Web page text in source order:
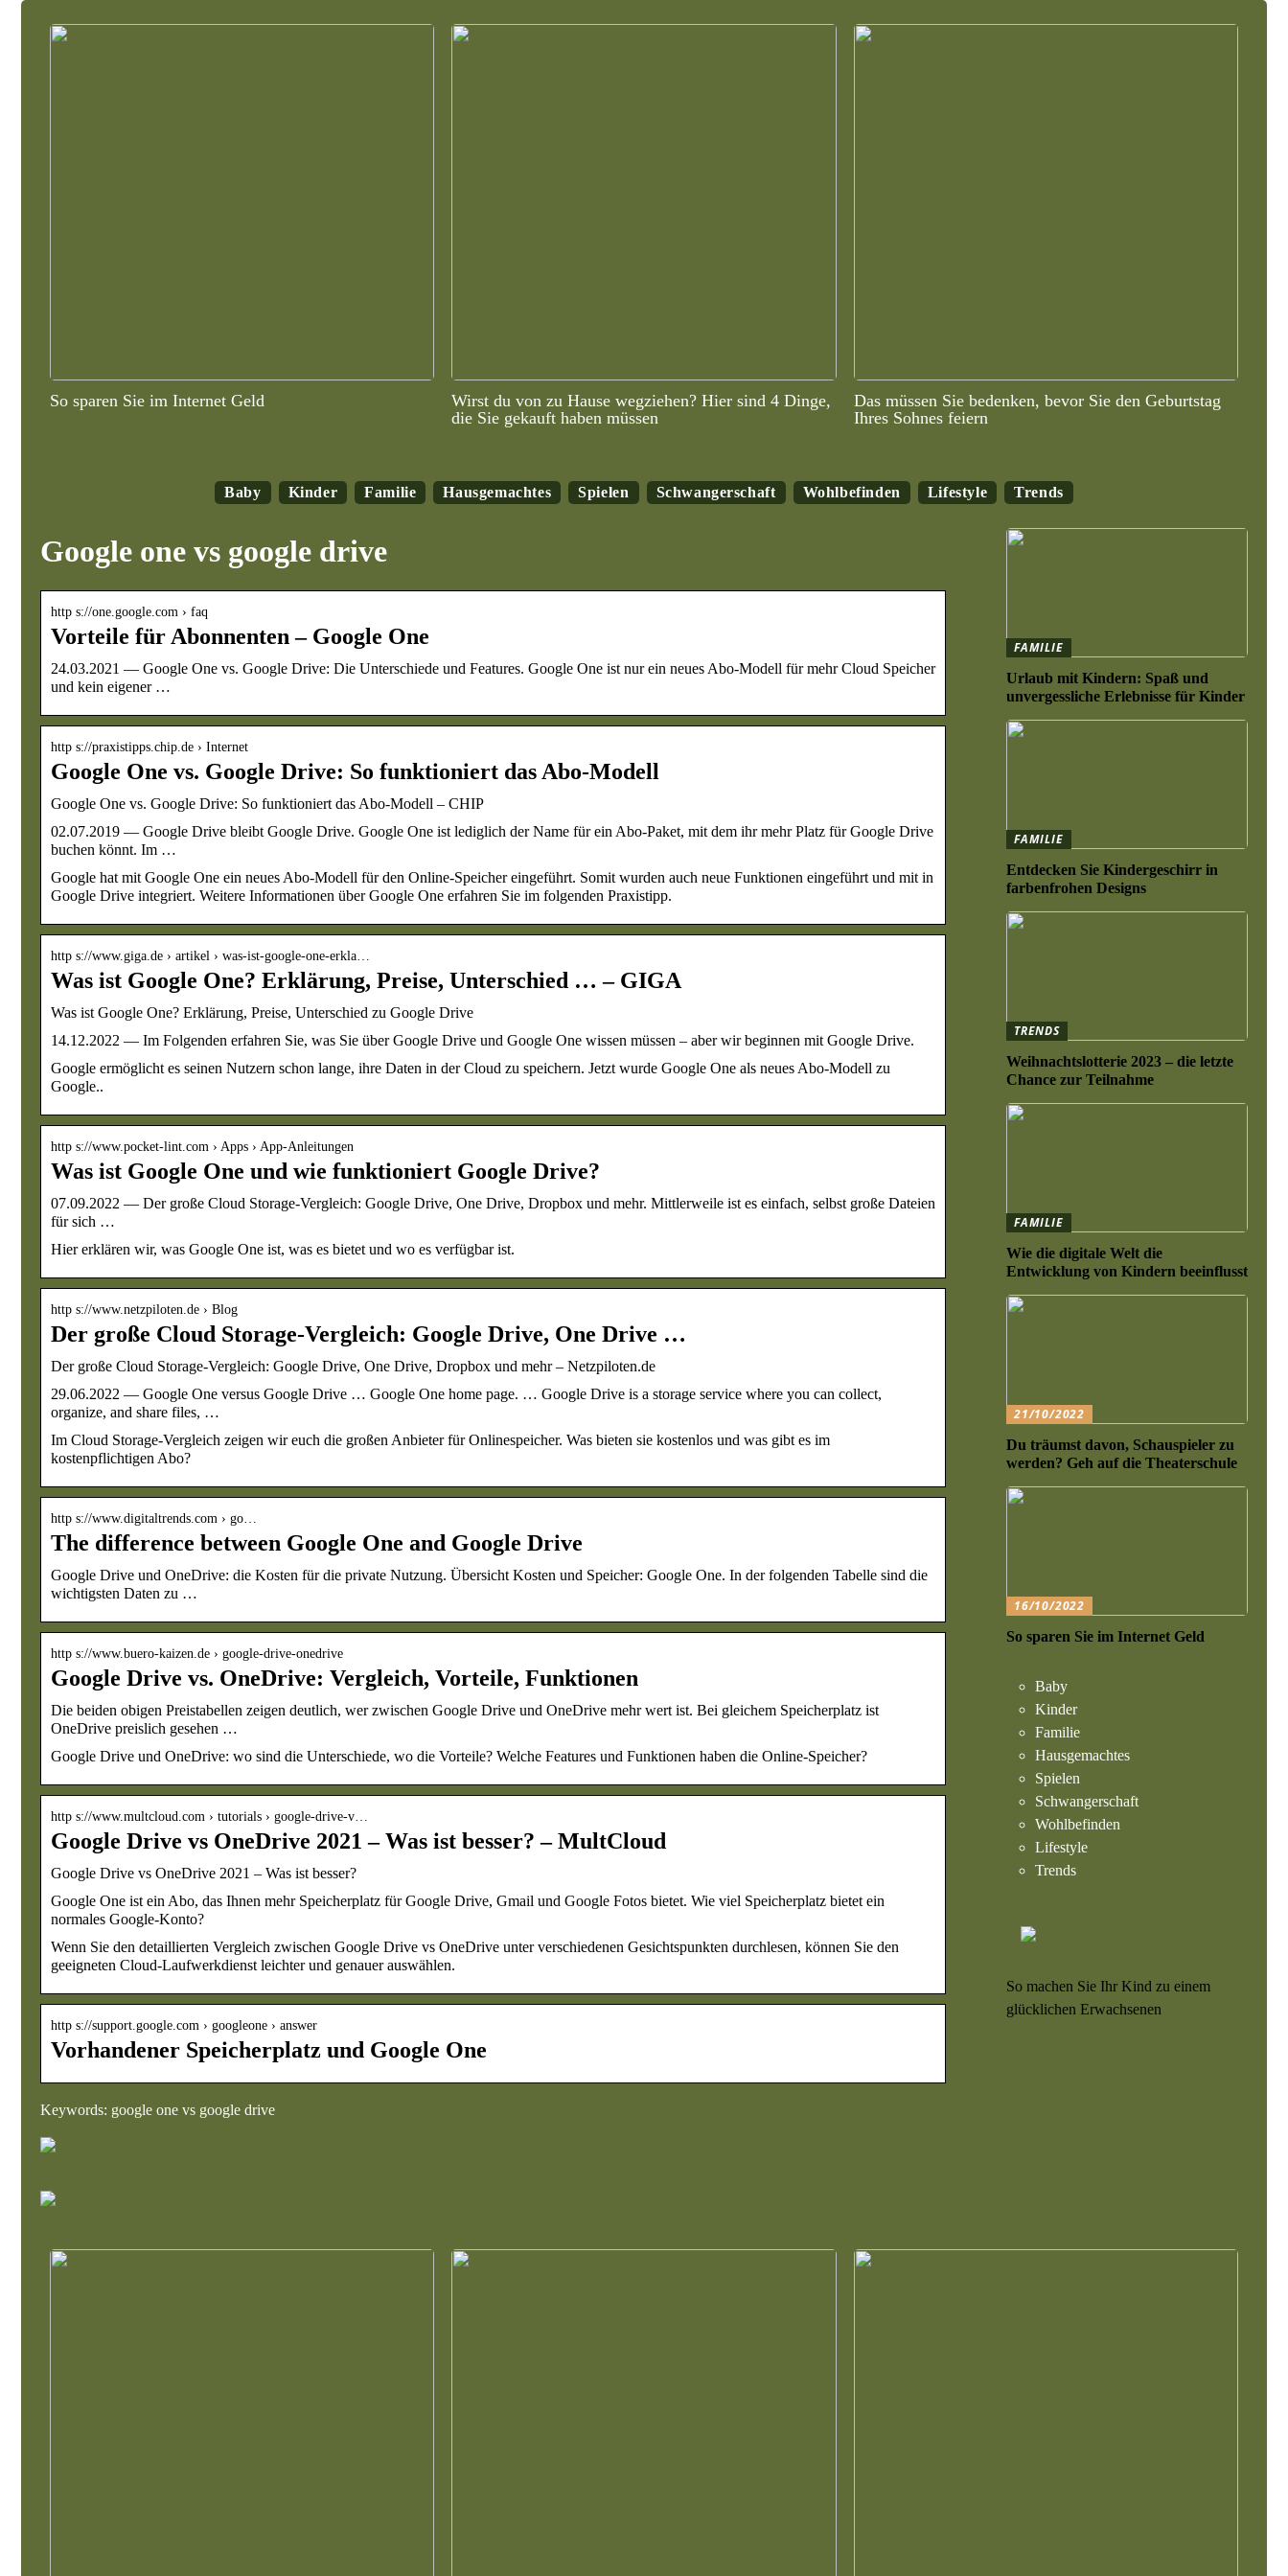
So sparen Sie im Internet Geld
Wirst du von zu Hause wegziehen? Hier sind 4 Dinge,
die Sie gekauft haben müssen
Das müssen Sie bedenken, bevor Sie den Geburtstag
Ihres Sohnes feiern
Baby Kinder Familie Hausgemachtes Spielen Schwangerschaft Wohlbefinden Lifestyle Trends
Google one vs google drive
http s://one.google.com › faq
Vorteile für Abonnenten – Google One
24.03.2021 — Google One vs. Google Drive: Die Unterschiede und Features. Google One ist nur ein neues Abo-Modell für mehr Cloud Speicher
und kein eigener …
http s://praxistipps.chip.de › Internet
Google One vs. Google Drive: So funktioniert das Abo-Modell
Google One vs. Google Drive: So funktioniert das Abo-Modell – CHIP
02.07.2019 — Google Drive bleibt Google Drive. Google One ist lediglich der Name für ein Abo-Paket, mit dem ihr mehr Platz für Google Drive
buchen könnt. Im …
Google hat mit Google One ein neues Abo-Modell für den Online-Speicher eingeführt. Somit wurden auch neue Funktionen eingeführt und mit in
Google Drive integriert. Weitere Informationen über Google One erfahren Sie im folgenden Praxistipp.
http s://www.giga.de › artikel › was-ist-google-one-erkla…
Was ist Google One? Erklärung, Preise, Unterschied … – GIGA
Was ist Google One? Erklärung, Preise, Unterschied zu Google Drive
14.12.2022 — Im Folgenden erfahren Sie, was Sie über Google Drive und Google One wissen müssen – aber wir beginnen mit Google Drive.
Google ermöglicht es seinen Nutzern schon lange, ihre Daten in der Cloud zu speichern. Jetzt wurde Google One als neues Abo-Modell zu
Google..
http s://www.pocket-lint.com › Apps › App-Anleitungen
Was ist Google One und wie funktioniert Google Drive?
07.09.2022 — Der große Cloud Storage-Vergleich: Google Drive, One Drive, Dropbox und mehr. Mittlerweile ist es einfach, selbst große Dateien
für sich …
Hier erklären wir, was Google One ist, was es bietet und wo es verfügbar ist.
http s://www.netzpiloten.de › Blog
Der große Cloud Storage-Vergleich: Google Drive, One Drive …
Der große Cloud Storage-Vergleich: Google Drive, One Drive, Dropbox und mehr – Netzpiloten.de
29.06.2022 — Google One versus Google Drive … Google One home page. … Google Drive is a storage service where you can collect,
organize, and share files, …
Im Cloud Storage-Vergleich zeigen wir euch die großen Anbieter für Onlinespeicher. Was bieten sie kostenlos und was gibt es im
kostenpflichtigen Abo?
http s://www.digitaltrends.com › go…
The difference between Google One and Google Drive
Google Drive und OneDrive: die Kosten für die private Nutzung. Übersicht Kosten und Speicher: Google One. In der folgenden Tabelle sind die
wichtigsten Daten zu …
http s://www.buero-kaizen.de › google-drive-onedrive
Google Drive vs. OneDrive: Vergleich, Vorteile, Funktionen
Die beiden obigen Preistabellen zeigen deutlich, wer zwischen Google Drive und OneDrive mehr wert ist. Bei gleichem Speicherplatz ist
OneDrive preislich gesehen …
Google Drive und OneDrive: wo sind die Unterschiede, wo die Vorteile? Welche Features und Funktionen haben die Online-Speicher?
http s://www.multcloud.com › tutorials › google-drive-v…
Google Drive vs OneDrive 2021 – Was ist besser? – MultCloud
Google Drive vs OneDrive 2021 – Was ist besser?
Google One ist ein Abo, das Ihnen mehr Speicherplatz für Google Drive, Gmail und Google Fotos bietet. Wie viel Speicherplatz bietet ein
normales Google-Konto?
Wenn Sie den detaillierten Vergleich zwischen Google Drive vs OneDrive unter verschiedenen Gesichtspunkten durchlesen, können Sie den
geeigneten Cloud-Laufwerkdienst leichter und genauer auswählen.
http s://support.google.com › googleone › answer
Vorhandener Speicherplatz und Google One
Keywords: google one vs google drive
FAMILIE
Urlaub mit Kindern: Spaß und
unvergessliche Erlebnisse für Kinder
FAMILIE
Entdecken Sie Kindergeschirr in
farbenfrohen Designs
TRENDS
Weihnachtslotterie 2023 – die letzte
Chance zur Teilnahme
FAMILIE
Wie die digitale Welt die
Entwicklung von Kindern beeinflusst
21/10/2022
Du träumst davon, Schauspieler zu
werden? Geh auf die Theaterschule
16/10/2022
So sparen Sie im Internet Geld
Baby
Kinder
Familie
Hausgemachtes
Spielen
Schwangerschaft
Wohlbefinden
Lifestyle
Trends
So machen Sie Ihr Kind zu einem
glücklichen Erwachsenen